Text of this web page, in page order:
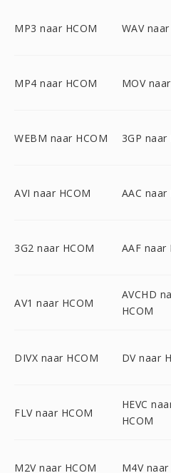
MP3 naar HCOM WAV
MP4 naar HCOM MOV
WEBM naar HCOM 3GP naar
AVI naar HCOM AAC naar
3G2 naar HCOM AAF naar
AV1 naar HCOM
AVCHD
HCOM
DIVX naar HCOM DV naar
FLV naar HCOM
HEVC
HCOM
M2V naar HCOM M4V naar